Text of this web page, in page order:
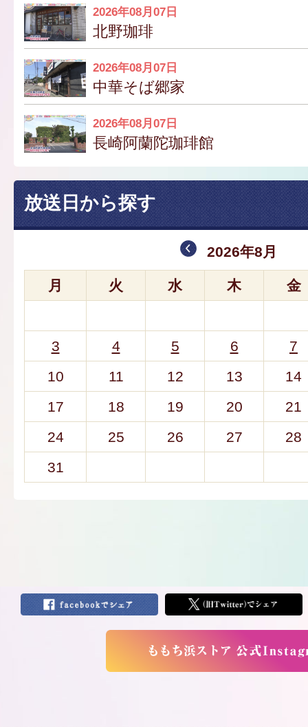
2026年08月07日
北野珈琲
2026年08月07日
中華そば郷家
2026年08月07日
長崎阿蘭陀珈琲館
放送日から探す
2026年8月
月 火 水 木 金
3 4 5 6
7
10
11 12 13
14
17
18 19 20
21
24
25 26 27
28
31